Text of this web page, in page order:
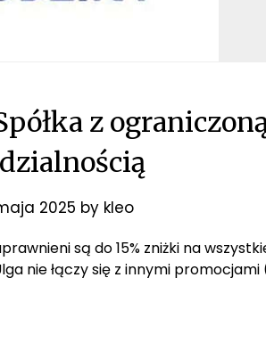
z
2025 by kleo
są do 15% zniżki na
nie łączy się z innymi promocjami